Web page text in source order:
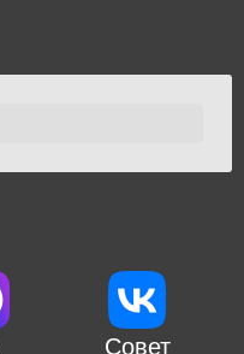
Совет